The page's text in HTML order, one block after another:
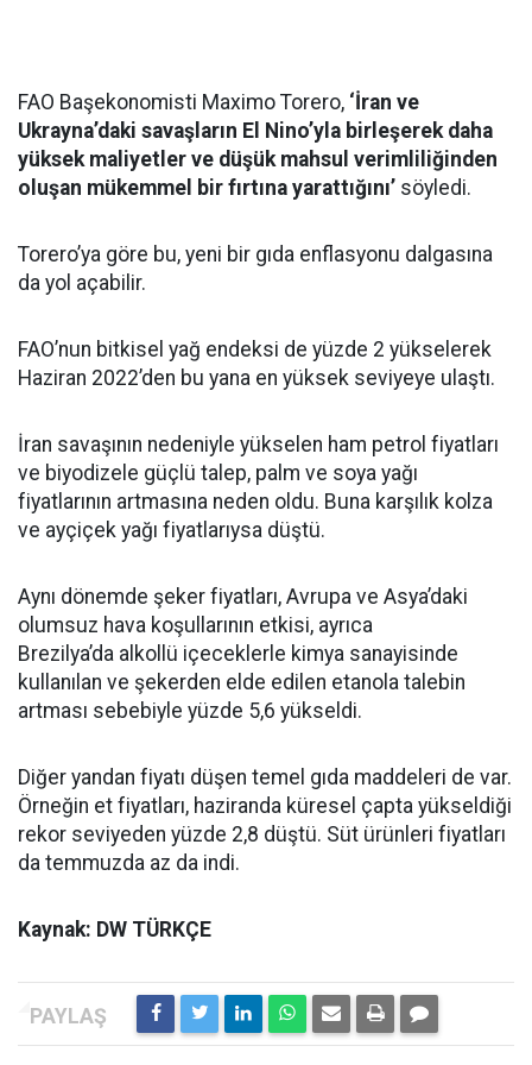
FAO Başekonomisti Maximo Torero, ‘İran ve
Ukrayna’daki savaşların El Nino’yla birleşerek daha
yüksek maliyetler ve düşük mahsul verimliliğinden
oluşan mükemmel bir fırtına yarattığını’ söyledi.
Torero’ya göre bu, yeni bir gıda enflasyonu dalgasına
da yol açabilir.
FAO’nun bitkisel yağ endeksi de yüzde 2 yükselerek
Haziran 2022’den bu yana en yüksek seviyeye ulaştı.
İran savaşının nedeniyle yükselen ham petrol fiyatları
ve biyodizele güçlü talep, palm ve soya yağı
fiyatlarının artmasına neden oldu. Buna karşılık kolza
ve ayçiçek yağı fiyatlarıysa düştü.
Aynı dönemde şeker fiyatları, Avrupa ve Asya’daki
olumsuz hava koşullarının etkisi, ayrıca
Brezilya’da alkollü içeceklerle kimya sanayisinde
kullanılan ve şekerden elde edilen etanola talebin
artması sebebiyle yüzde 5,6 yükseldi.
Diğer yandan fiyatı düşen temel gıda maddeleri de var.
Örneğin et fiyatları, haziranda küresel çapta yükseldiği
rekor seviyeden yüzde 2,8 düştü. Süt ürünleri fiyatları
da temmuzda az da indi.
Kaynak: DW TÜRKÇE